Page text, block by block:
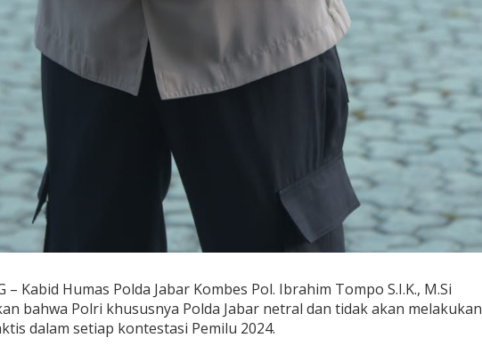
– Kabid Humas Polda Jabar Kombes Pol. Ibrahim Tompo S.I.K., M.Si
bahwa Polri khususnya Polda Jabar netral dan tidak akan melakukan
dalam setiap kontestasi Pemilu 2024.